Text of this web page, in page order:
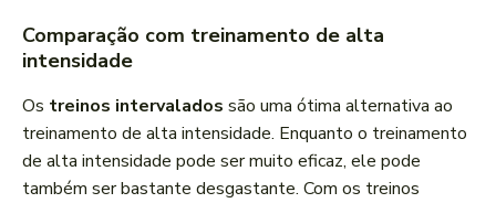
Comparação com treinamento de alta
intensidade
Os treinos intervalados são uma ótima alternativa ao
treinamento de alta intensidade. Enquanto o treinamento
de alta intensidade pode ser muito eficaz, ele pode
também ser bastante desgastante. Com os treinos